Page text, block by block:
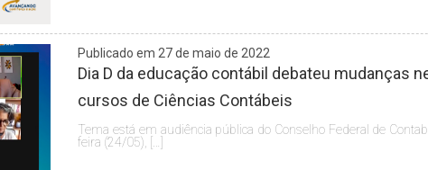
Publicado em 27 de maio de 2022
Dia D da educação contábil debateu mudanças
cursos de Ciências Contábeis
Tema está em audiência pública do Conselho Federal de
feira (24/05), […]